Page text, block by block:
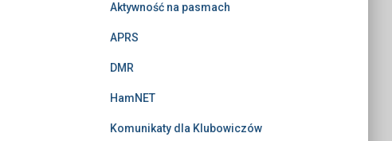
Aktywność na pasmach
APRS
DMR
HamNET
Komunikaty dla Klubowiczów